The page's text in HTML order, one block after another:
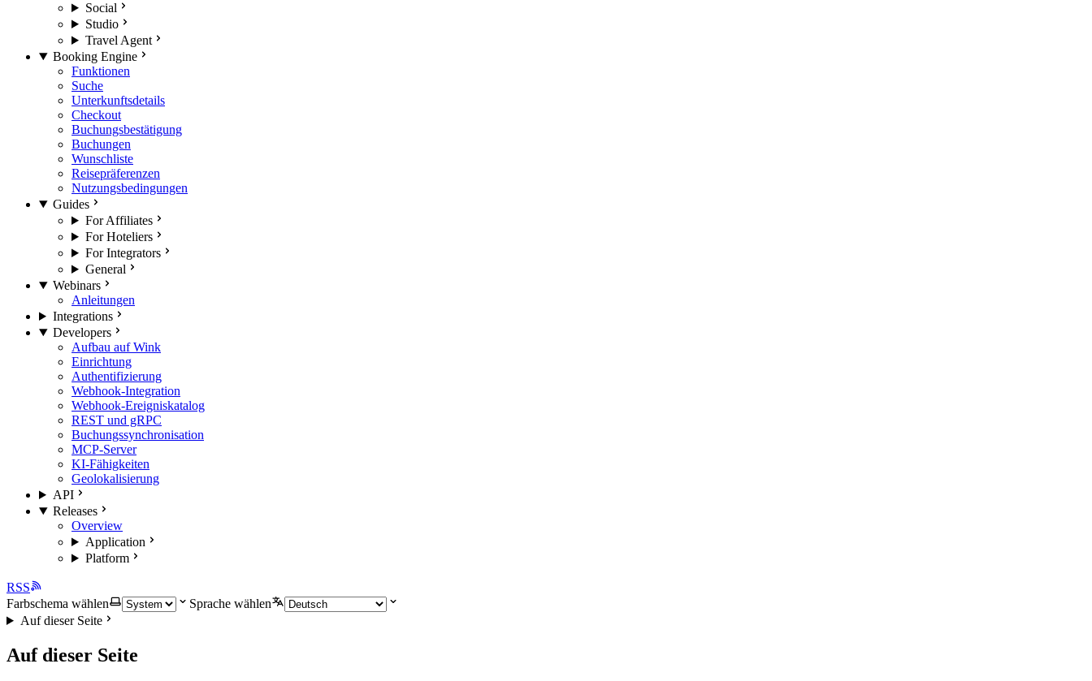
Social
Studio
Travel Agent
Booking Engine
Funktionen
Suche
Unterkunftsdetails
Checkout
Buchungsbestätigung
Buchungen
Wunschliste
Reisepräferenzen
Nutzungsbedingungen
Guides
For Affiliates
For Hoteliers
For Integrators
General
Webinars
Anleitungen
Integrations
Developers
Aufbau auf Wink
Einrichtung
Authentifizierung
Webhook-Integration
Webhook-Ereigniskatalog
REST und gRPC
Buchungssynchronisation
MCP-Server
KI-Fähigkeiten
Geolokalisierung
API
Releases
Overview
Application
Platform
RSS
Farbschema wählen
Sprache wählen
Auf dieser Seite
Auf dieser Seite